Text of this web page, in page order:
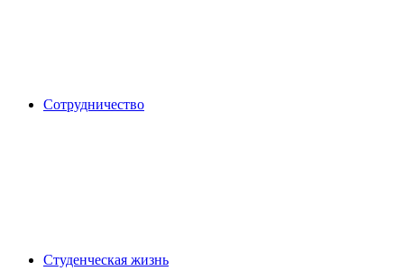
Сотрудничество
Студенческая жизнь